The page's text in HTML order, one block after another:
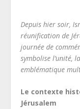
Depuis hier soir,
réunification de
journée de
symbolise l’unité,
emblématique
Le contexte
Jérusalem